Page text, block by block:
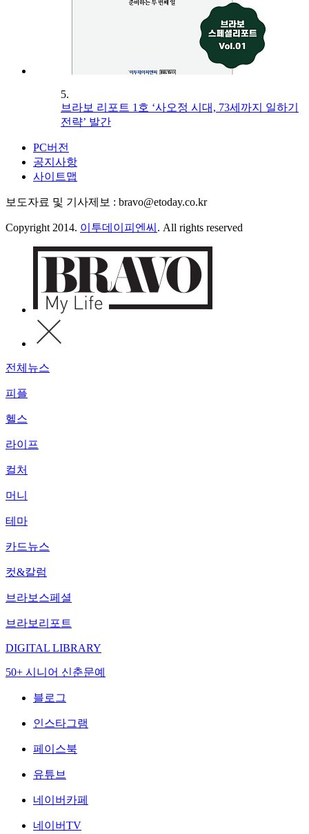
5.
브라보 리포트 1호 ‘사오정 시대, 73세까지 일하기
전략’ 발간
PC버전
공지사항
사이트맵
보도자료 및 기사제보 : bravo@etoday.co.kr
Copyright 2014. 이투데이피엔씨 . All rights reserved
전체뉴스
피플
헬스
라이프
컬처
머니
테마
카드뉴스
컷&칼럼
브라보스페셜
브라보리포트
DIGITAL LIBRARY
50+ 시니어 신춘문예
블로그
인스타그램
페이스북
유튜브
네이버카페
네이버TV